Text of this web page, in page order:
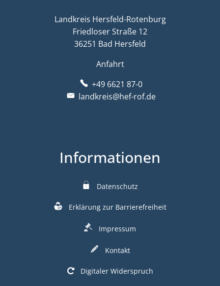
Landkreis Hersfeld-Rotenburg
Friedloser Straße 12
36251 Bad Hersfeld
Anfahrt
+49 6621 87-0
landkreis@hef-rof.de
Informationen
Datenschutz
Erklärung zur Barrierefreiheit
Impressum
Kontakt
Digitaler Widerspruch